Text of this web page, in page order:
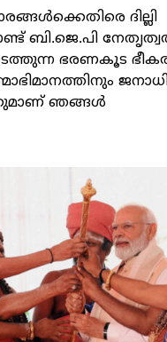
ദില്ലി
ബി.ജെ.പി
ഭരണകൂ‍ട
ഞങ്ങൾ